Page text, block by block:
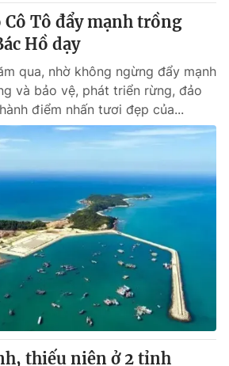
Cô Tô đẩy mạnh trồng
Hồ dạy
qua, nhờ không ngừng đẩy mạnh
và bảo vệ, phát triển rừng, đảo
điểm nhấn tươi đẹp của...
thiếu niên ở 2 tỉnh